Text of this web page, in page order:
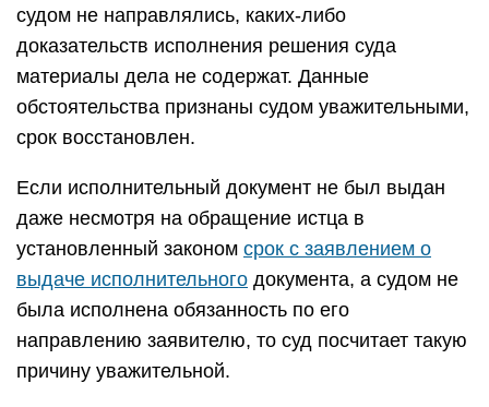
судом не направлялись, каких-либо
доказательств исполнения решения суда
материалы дела не содержат. Данные
обстоятельства признаны судом уважительными,
срок восстановлен.
Если исполнительный документ не был выдан
даже несмотря на обращение истца в
установленный законом срок с заявлением о
выдаче исполнительного документа, а судом не
была исполнена обязанность по его
направлению заявителю, то суд посчитает такую
причину уважительной.